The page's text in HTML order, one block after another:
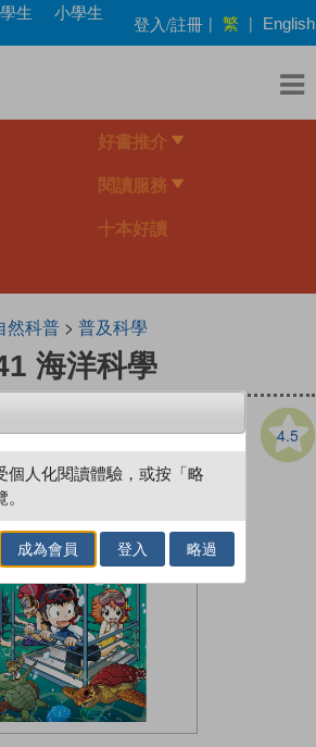
生
小學生
登入/註冊 | 繁 | English
好書推介
閱讀服務
十本好讀
然科普> 普及科學
海洋科學
4.5
個人化閱讀體驗，或按「略
成為會員 登入 略過